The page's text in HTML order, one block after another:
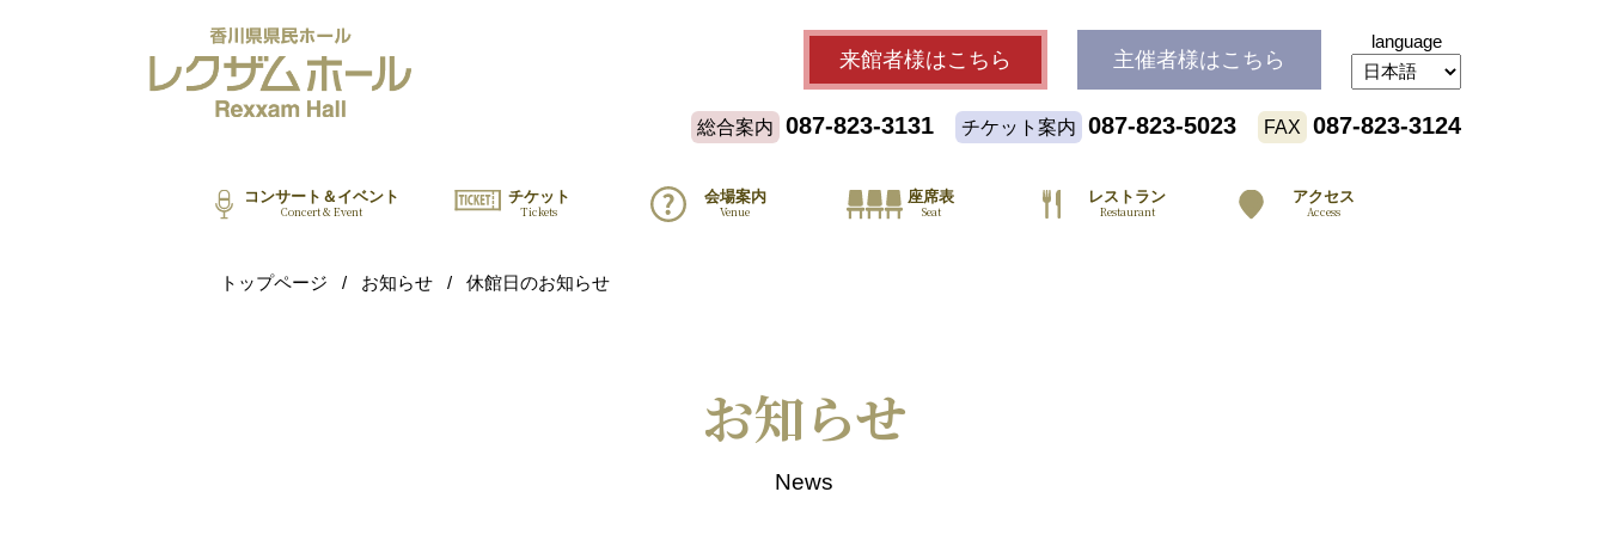
来館者様はこちら 主催者様はこちら
language
総合案内 087-823-3131 チケット案内 087-823-5023 FAX 087-823-3124
コンサート＆イベント
Concert & Event
チケット
Tickets
会場案内
Venue
座席表
Seat
レストラン
Restaurant
アクセス
Access
トップページ / お知らせ / 休館日のお知らせ
お知らせ
News